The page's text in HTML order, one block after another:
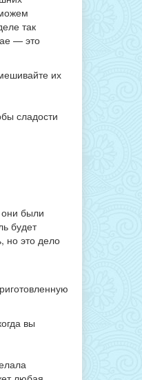
так
— это
их
сладости
они были
будет
но это дело
вы